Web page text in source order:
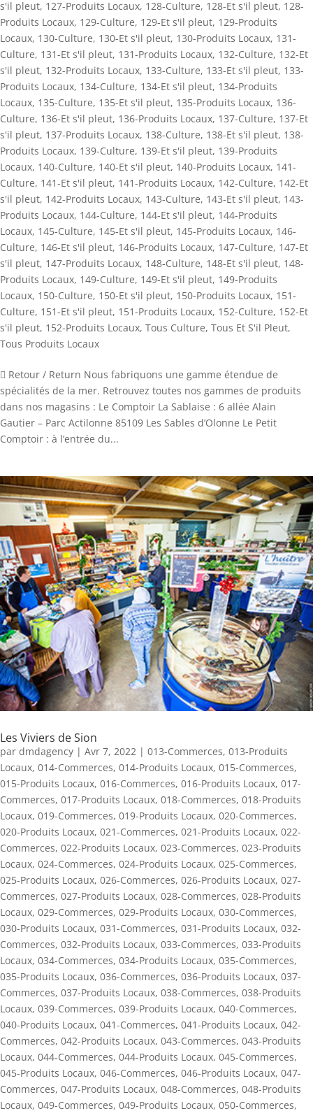
s'il pleut, 127-Produits Locaux, 128-Culture, 128-Et s'il pleut, 128-
Produits Locaux, 129-Culture, 129-Et s'il pleut, 129-Produits
Locaux, 130-Culture, 130-Et s'il pleut, 130-Produits Locaux, 131-
Culture, 131-Et s'il pleut, 131-Produits Locaux, 132-Culture, 132-Et
s'il pleut, 132-Produits Locaux, 133-Culture, 133-Et s'il pleut, 133-
Produits Locaux, 134-Culture, 134-Et s'il pleut, 134-Produits
Locaux, 135-Culture, 135-Et s'il pleut, 135-Produits Locaux, 136-
Culture, 136-Et s'il pleut, 136-Produits Locaux, 137-Culture, 137-Et
s'il pleut, 137-Produits Locaux, 138-Culture, 138-Et s'il pleut, 138-
Produits Locaux, 139-Culture, 139-Et s'il pleut, 139-Produits
Locaux, 140-Culture, 140-Et s'il pleut, 140-Produits Locaux, 141-
Culture, 141-Et s'il pleut, 141-Produits Locaux, 142-Culture, 142-Et
s'il pleut, 142-Produits Locaux, 143-Culture, 143-Et s'il pleut, 143-
Produits Locaux, 144-Culture, 144-Et s'il pleut, 144-Produits
Locaux, 145-Culture, 145-Et s'il pleut, 145-Produits Locaux, 146-
Culture, 146-Et s'il pleut, 146-Produits Locaux, 147-Culture, 147-Et
s'il pleut, 147-Produits Locaux, 148-Culture, 148-Et s'il pleut, 148-
Produits Locaux, 149-Culture, 149-Et s'il pleut, 149-Produits
Locaux, 150-Culture, 150-Et s'il pleut, 150-Produits Locaux, 151-
Culture, 151-Et s'il pleut, 151-Produits Locaux, 152-Culture, 152-Et
s'il pleut, 152-Produits Locaux, Tous Culture, Tous Et S'il Pleut,
Tous Produits Locaux
 Retour / Return Nous fabriquons une gamme étendue de
spécialités de la mer. Retrouvez toutes nos gammes de produits
dans nos magasins : Le Comptoir La Sablaise : 6 allée Alain
Gautier – Parc Actilonne 85109 Les Sables d’Olonne Le Petit
Comptoir : à l’entrée du...
Les Viviers de Sion
par dmdagency | Avr 7, 2022 | 013-Commerces, 013-Produits
Locaux, 014-Commerces, 014-Produits Locaux, 015-Commerces,
015-Produits Locaux, 016-Commerces, 016-Produits Locaux, 017-
Commerces, 017-Produits Locaux, 018-Commerces, 018-Produits
Locaux, 019-Commerces, 019-Produits Locaux, 020-Commerces,
020-Produits Locaux, 021-Commerces, 021-Produits Locaux, 022-
Commerces, 022-Produits Locaux, 023-Commerces, 023-Produits
Locaux, 024-Commerces, 024-Produits Locaux, 025-Commerces,
025-Produits Locaux, 026-Commerces, 026-Produits Locaux, 027-
Commerces, 027-Produits Locaux, 028-Commerces, 028-Produits
Locaux, 029-Commerces, 029-Produits Locaux, 030-Commerces,
030-Produits Locaux, 031-Commerces, 031-Produits Locaux, 032-
Commerces, 032-Produits Locaux, 033-Commerces, 033-Produits
Locaux, 034-Commerces, 034-Produits Locaux, 035-Commerces,
035-Produits Locaux, 036-Commerces, 036-Produits Locaux, 037-
Commerces, 037-Produits Locaux, 038-Commerces, 038-Produits
Locaux, 039-Commerces, 039-Produits Locaux, 040-Commerces,
040-Produits Locaux, 041-Commerces, 041-Produits Locaux, 042-
Commerces, 042-Produits Locaux, 043-Commerces, 043-Produits
Locaux, 044-Commerces, 044-Produits Locaux, 045-Commerces,
045-Produits Locaux, 046-Commerces, 046-Produits Locaux, 047-
Commerces, 047-Produits Locaux, 048-Commerces, 048-Produits
Locaux, 049-Commerces, 049-Produits Locaux, 050-Commerces,